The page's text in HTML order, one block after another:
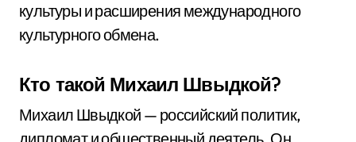
культуры и расширения международного
культурного обмена.
Кто такой Михаил Швыдкой?
Михаил Швыдкой — российский политик,